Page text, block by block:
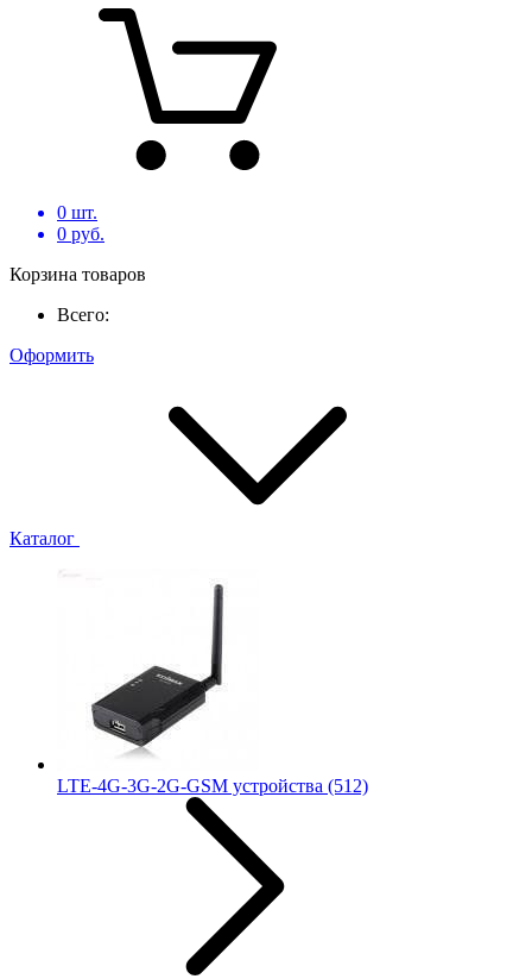
0 шт.
0 руб.
Корзина товаров
Всего:
Оформить
Каталог
LTE-4G-3G-2G-GSM устройства (512)